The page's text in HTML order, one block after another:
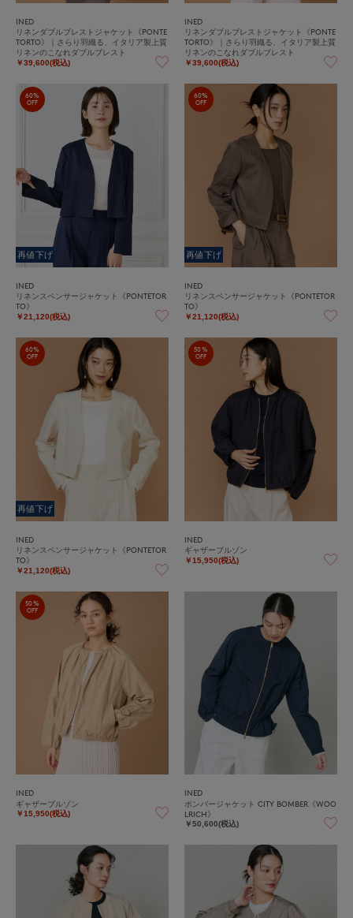
INED
リネンダブルブレストジャケット《PONTE
TORTO》｜さらり羽織る、イタリア製上質
リネンのこなれダブルブレスト
￥39,600(税込)
INED
リネンダブルブレストジャケット《PONTE
TORTO》｜さらり羽織る、イタリア製上質
リネンのこなれダブルブレスト
￥39,600(税込)
60%
OFF
再値下げ
INED
リネンスペンサージャケット《PONTETOR
TO》
￥21,120(税込)
60%
OFF
再値下げ
INED
リネンスペンサージャケット《PONTETOR
TO》
￥21,120(税込)
60%
OFF
再値下げ
INED
リネンスペンサージャケット《PONTETOR
TO》
￥21,120(税込)
50%
OFF
INED
ギャザーブルゾン
￥15,950(税込)
50%
OFF
INED
ギャザーブルゾン
￥15,950(税込)
INED
ボンバージャケット CITY BOMBER《WOO
LRICH》
￥50,600(税込)